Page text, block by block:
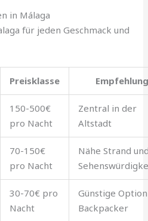
in Málaga
für jeden Geschmack und
Preisklasse Empfehlung
150-500€
pro Nacht
Zentral in der
Altstadt
70-150€
pro Nacht
Nähe Strand
30-70€ pro
Nacht
Günstige
Backpacker